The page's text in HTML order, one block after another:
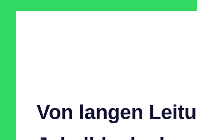
Von langen